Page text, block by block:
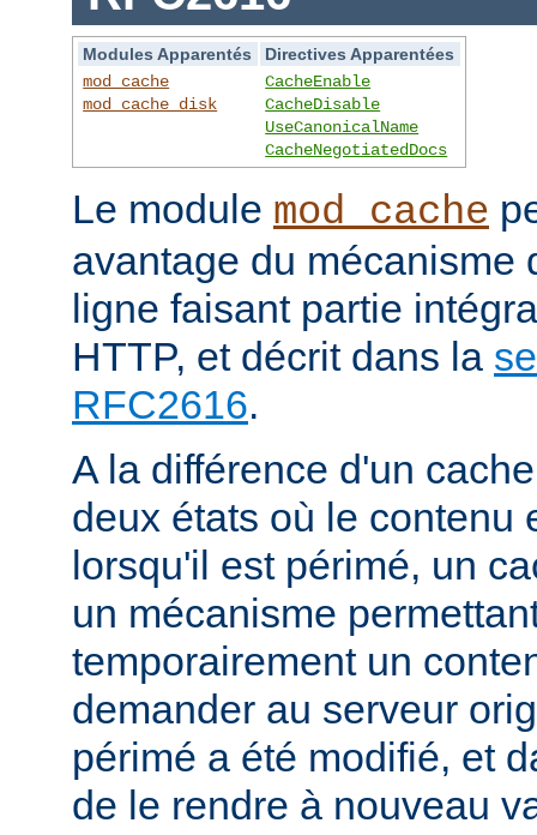
Modules Apparentés
Directives Apparentées
mod_cache
mod_cache_disk
CacheEnable
CacheDisable
UseCanonicalName
CacheNegotiatedDocs
Le module mod_cache
avantage du mécanisme
ligne faisant partie
HTTP, et décrit dans la
RFC2616.
A la différence d'un
deux états où le contenu
lorsqu'il est périmé, un
un mécanisme
temporairement un
demander au serveur
périmé a été modifié, et
de le rendre à nouveau